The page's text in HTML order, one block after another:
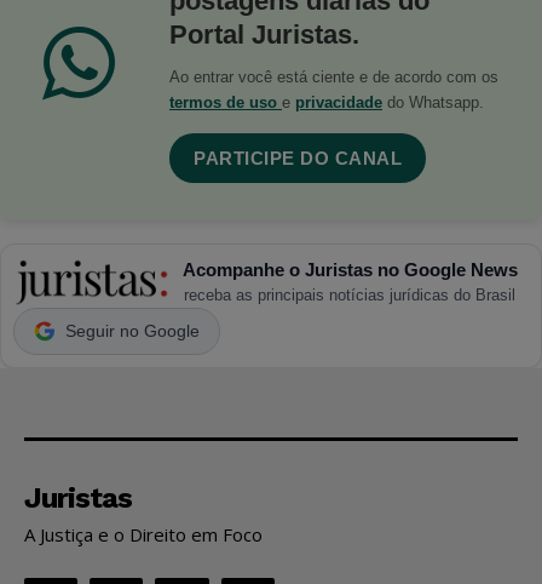
Portal Juristas.
Ao entrar você está ciente e de acordo com os
termos de uso e privacidade do Whatsapp.
PARTICIPE DO CANAL
Acompanhe o Juristas no Google News
receba as principais notícias jurídicas do Brasil
Seguir no Google
Juristas
A Justiça e o Direito em Foco